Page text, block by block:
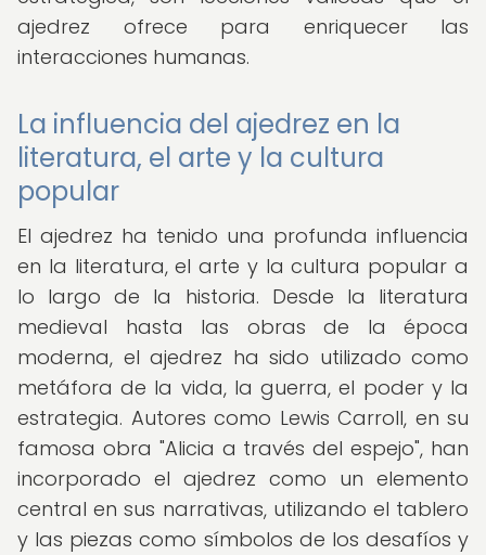
ajedrez ofrece para enriquecer las
interacciones humanas.
La influencia del ajedrez en la
literatura, el arte y la cultura
popular
El ajedrez ha tenido una profunda influencia
en la literatura, el arte y la cultura popular a
lo largo de la historia. Desde la literatura
medieval hasta las obras de la época
moderna, el ajedrez ha sido utilizado como
metáfora de la vida, la guerra, el poder y la
estrategia. Autores como Lewis Carroll, en su
famosa obra "Alicia a través del espejo", han
incorporado el ajedrez como un elemento
central en sus narrativas, utilizando el tablero
y las piezas como símbolos de los desafíos y